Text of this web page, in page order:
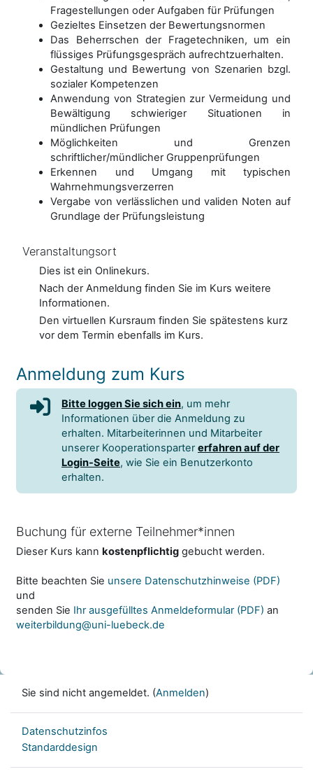
Fragestellungen oder Aufgaben für Prüfungen
Gezieltes Einsetzen der Bewertungsnormen
Das Beherrschen der Fragetechniken, um ein
flüssiges Prüfungsgespräch aufrechtzuerhalten.
Gestaltung und Bewertung von Szenarien bzgl.
sozialer Kompetenzen
Anwendung von Strategien zur Vermeidung und
Bewältigung schwieriger Situationen in
mündlichen Prüfungen
Möglichkeiten und Grenzen
schriftlicher/mündlicher Gruppenprüfungen
Erkennen und Umgang mit typischen
Wahrnehmungsverzerren
Vergabe von verlässlichen und validen Noten auf
Grundlage der Prüfungsleistung
Veranstaltungsort
Dies ist ein Onlinekurs.
Nach der Anmeldung finden Sie im Kurs weitere
Informationen.
Den virtuellen Kursraum finden Sie spätestens kurz
vor dem Termin ebenfalls im Kurs.
Anmeldung zum Kurs
Bitte loggen Sie sich ein, um mehr
Informationen über die Anmeldung zu
erhalten. Mitarbeiterinnen und Mitarbeiter
unserer Kooperationsparter erfahren auf der
Login-Seite, wie Sie ein Benutzerkonto
erhalten.
Buchung für externe Teilnehmer*innen
Dieser Kurs kann kostenpflichtig gebucht werden.
Bitte beachten Sie unsere Datenschutzhinweise (PDF)
und
senden Sie Ihr ausgefülltes Anmeldeformular (PDF) an
weiterbildung@uni-luebeck.de
Sie sind nicht angemeldet. (Anmelden)
Datenschutzinfos
Standarddesign